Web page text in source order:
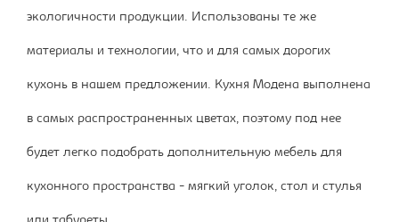
экологичности продукции. Использованы те же
материалы и технологии, что и для самых дорогих
кухонь в нашем предложении. Кухня Модена выполнена
в самых распространенных цветах, поэтому под нее
будет легко подобрать дополнительную мебель для
кухонного пространства - мягкий уголок, стол и стулья